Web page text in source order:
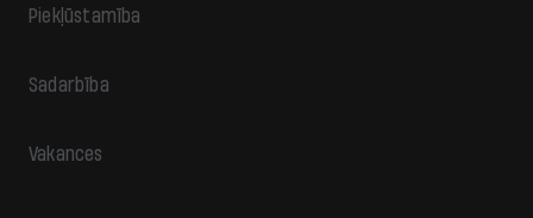
Piekļūstamība
Sadarbība
Vakances